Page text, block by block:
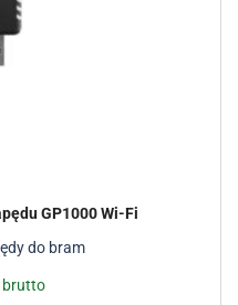
do bram
GP1000 Wi-Fi